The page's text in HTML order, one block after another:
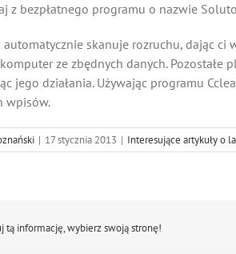
z bezpłatnego programu o nazwie
automatycznie skanuje rozruchu, dając ci
ze zbędnych danych.
jego działania. Używając programu
wpisów.
| 17 stycznia 2013 | Interesujące artykuły o
tą informację, wybierz swoją stronę!